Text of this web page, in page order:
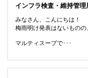
インフラ検査・維持管理
みなさん、こんにちは！
梅雨明け発表はないものの
マルティスープで･･･